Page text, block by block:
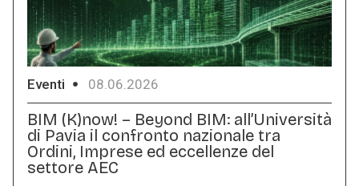
Eventi 08.06.2026
BIM (K)now! – Beyond BIM: all’Università
di Pavia il confronto nazionale tra
Ordini, Imprese ed eccellenze del
settore AEC